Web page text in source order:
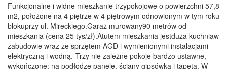
Funkcjonalne i widne mieszkanie trzypokojowe o powierzchni 57,8
m2, położone na 4 piętrze w 4 piętrowym odnowionym w tym roku
blokuprzy ul. Mireckiego.Garaż murowany90 metrów od
mieszkania (cena 25 tys/zł).Atutem mieszkania jestduża kuchniaw
zabudowie wraz ze sprzętem AGD i wymienionymi instalacjami -
elektryczną i wodną.-Trzy nie zależne pokoje bardzo ustawne,
wykończone; na podłodze panele, ściany gipsówka i tapeta. W